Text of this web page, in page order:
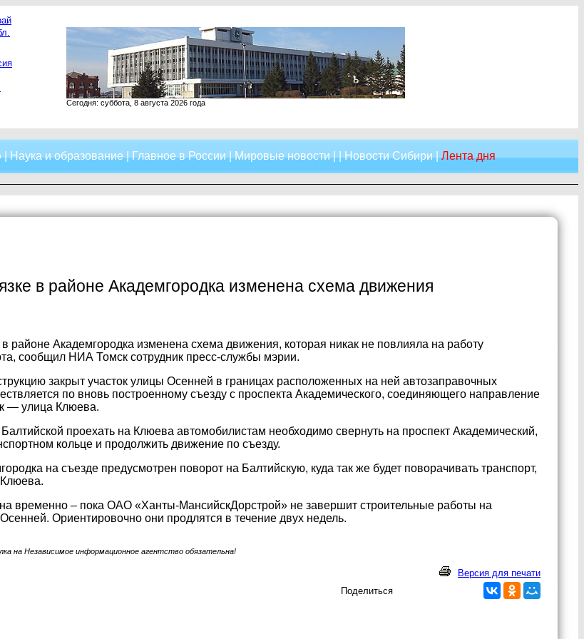
Сегодня: суббота, 8 августа 2026 года
|Наука и образование|Главное в России|Мировые новости| |Новости Сибири|Лента дня
в районе Академгородка изменена схема движения
районе Академгородка изменена схема движения, которая никак не повлияла на работу
сообщил НИА Томск сотрудник пресс-службы мэрии.
закрыт участок улицы Осенней в границах расположенных на ней автозаправочных
по вновь построенному съезду с проспекта Академического, соединяющего направление
— улица Клюева.
проехать на Клюева автомобилистам необходимо свернуть на проспект Академический,
кольце и продолжить движение по съезду.
на съезде предусмотрен поворот на Балтийскую, куда так же будет поворачивать транспорт,
временно – пока ОАО «Ханты-МансийскДорстрой» не завершит строительные работы на
Ориентировочно они продлятся в течение двух недель.
на Независимое информационное агентство обязательна!
Версия для печати
Поделиться